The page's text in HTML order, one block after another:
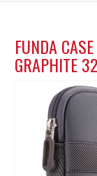
FUNDA
GRAPHITE